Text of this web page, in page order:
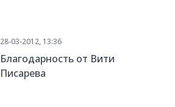
28-03-2012, 13:36
Благодарность от Вити
Писарева